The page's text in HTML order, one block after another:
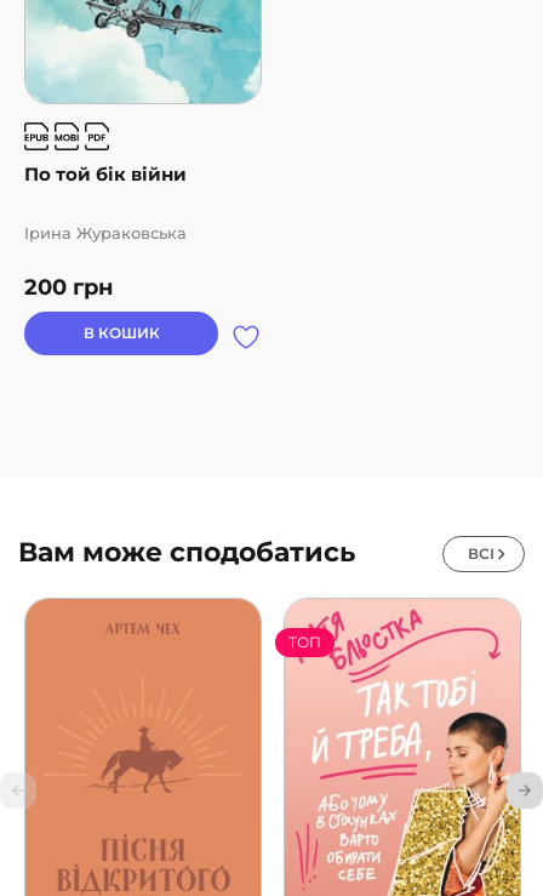
По той бік війни
200 грн
Ірина Жураковська
В КОШИК
Вам може сподобатись ВСІ
ТОП